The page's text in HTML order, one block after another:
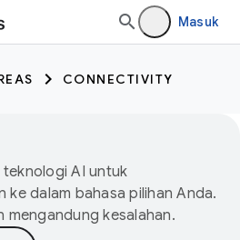
Masuk
CONNECTIVITY
AI untuk
ke dalam bahasa pilihan Anda.
mengandung kesalahan.